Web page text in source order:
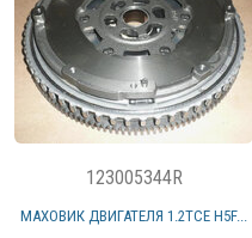
123005344R
МАХОВИК ДВИГАТЕЛЯ 1.2TCE H5F...